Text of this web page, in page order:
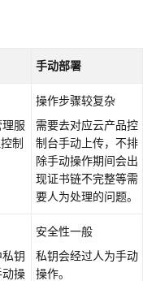
手动部署
服
制
操作步骤较复杂
需要去对应云产品控
制台手动上传，不排
除手动操作期间会出
现证书链不完整等需
要人为处理的问题。
钥
操
安全性一般
私钥会经过人为手动
操作。